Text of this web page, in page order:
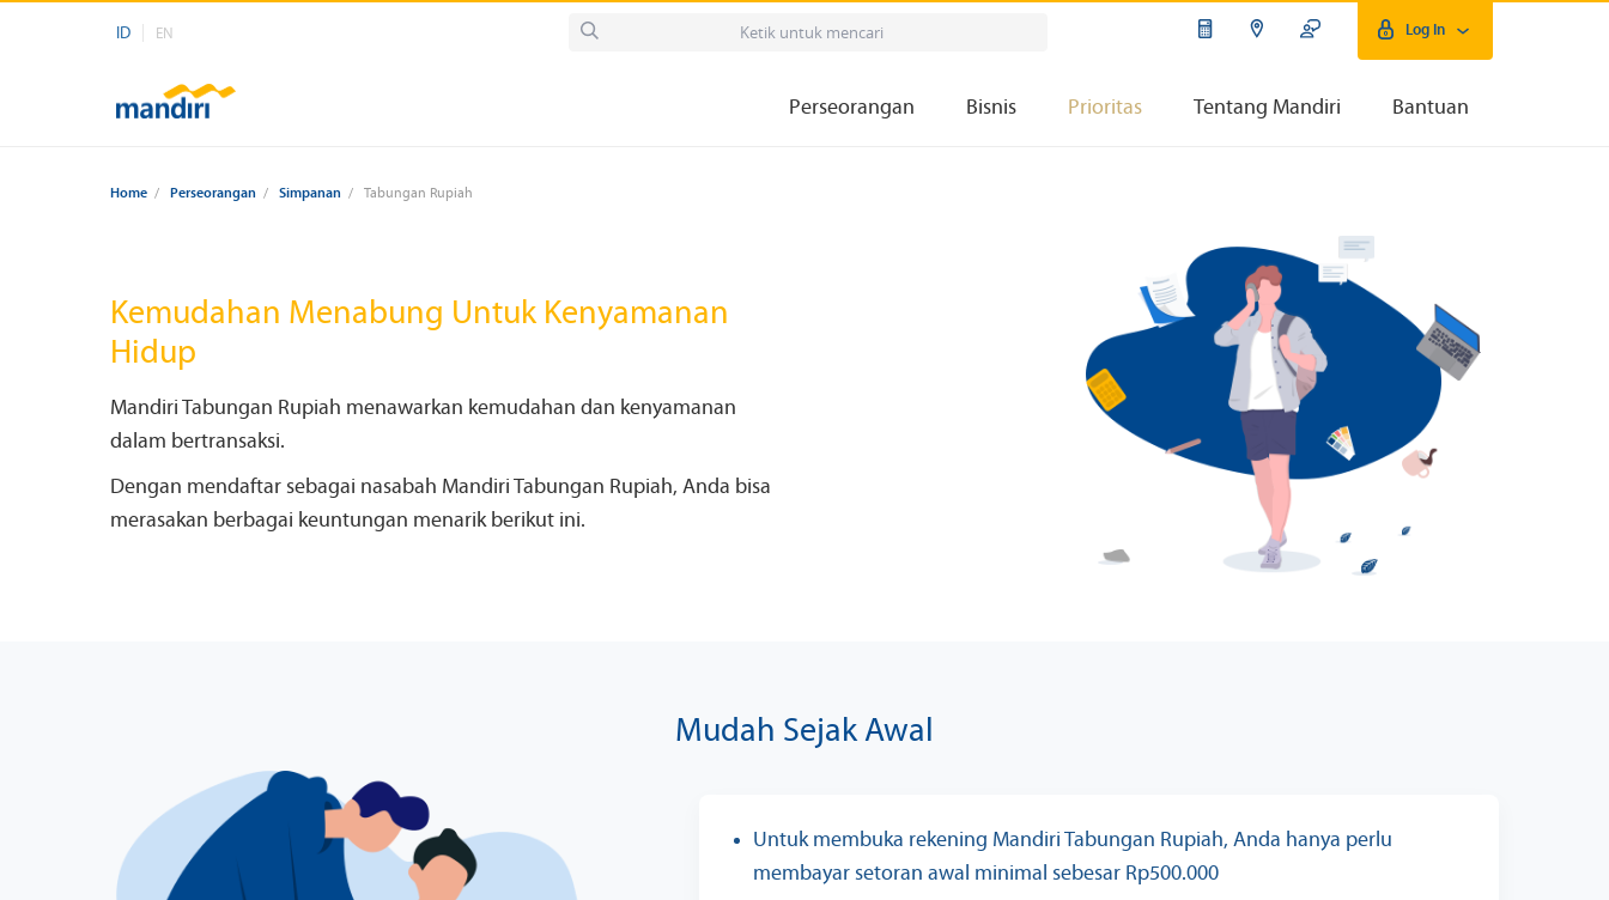
ID EN Log In
Perseorangan Bisnis Prioritas Tentang Mandiri Bantuan
Home / Perseorangan / Simpanan / Tabungan Rupiah
Kemudahan Menabung Untuk Kenyamanan
Hidup
Mandiri Tabungan Rupiah menawarkan kemudahan dan kenyamanan
dalam bertransaksi.
Dengan mendaftar sebagai nasabah Mandiri Tabungan Rupiah, Anda bisa
merasakan berbagai keuntungan menarik berikut ini.
Mudah Sejak Awal
Untuk membuka rekening Mandiri Tabungan Rupiah, Anda hanya perlu
membayar setoran awal minimal sebesar Rp500.000